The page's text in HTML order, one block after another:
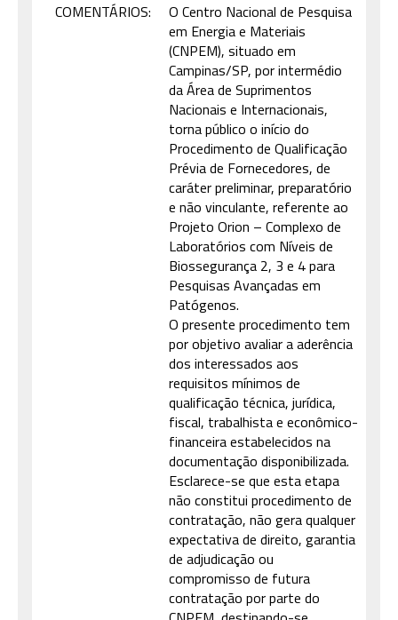
COMENTÁRIOS:
O Centro Nacional de Pesquisa
em Energia e Materiais
(CNPEM), situado em
Campinas/SP, por intermédio
da Área de Suprimentos
Nacionais e Internacionais,
torna público o início do
Procedimento de Qualificação
Prévia de Fornecedores, de
caráter preliminar, preparatório
e não vinculante, referente ao
Projeto Orion – Complexo de
Laboratórios com Níveis de
Biossegurança 2, 3 e 4 para
Pesquisas Avançadas em
Patógenos.
O presente procedimento tem
por objetivo avaliar a aderência
dos interessados aos
requisitos mínimos de
qualificação técnica, jurídica,
fiscal, trabalhista e econômico-
financeira estabelecidos na
documentação disponibilizada.
Esclarece-se que esta etapa
não constitui procedimento de
contratação, não gera qualquer
expectativa de direito, garantia
de adjudicação ou
compromisso de futura
contratação por parte do